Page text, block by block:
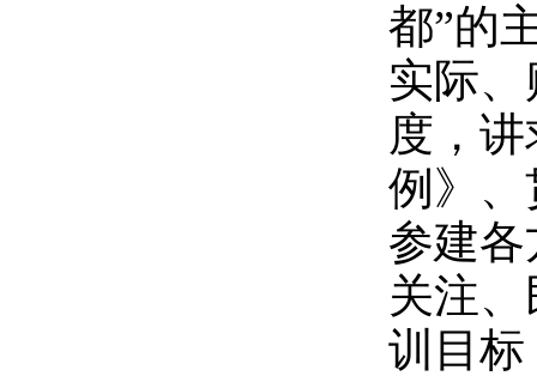
都”的
实际
度，
例》
参建
关注
训目